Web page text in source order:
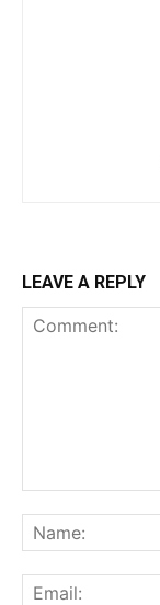
LEAVE A REPLY